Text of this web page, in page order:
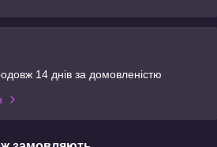
14 днів за домовленістю